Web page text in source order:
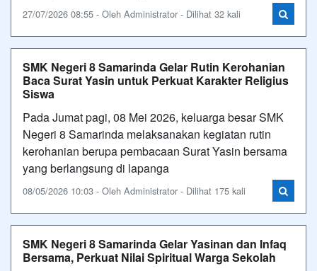
27/07/2026 08:55 - Oleh Administrator - Dilihat 32 kali
SMK Negeri 8 Samarinda Gelar Rutin Kerohanian
Baca Surat Yasin untuk Perkuat Karakter Religius
Siswa
Pada Jumat pagi, 08 Mei 2026, keluarga besar SMK
Negeri 8 Samarinda melaksanakan kegiatan rutin
kerohanian berupa pembacaan Surat Yasin bersama
yang berlangsung di lapanga
08/05/2026 10:03 - Oleh Administrator - Dilihat 175 kali
SMK Negeri 8 Samarinda Gelar Yasinan dan Infaq
Bersama, Perkuat Nilai Spiritual Warga Sekolah